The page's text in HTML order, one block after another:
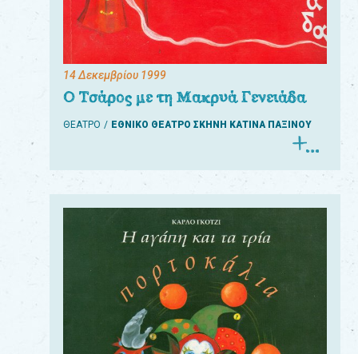
14 Δεκεμβρίου 1999
Ο Τσάρος με τη Μακρυά Γενειάδα
ΘΕΑΤΡΟ ΕΘΝΙΚΟ ΘΕΑΤΡΟ ΣΚΗΝΗ ΚΑΤΙΝΑ ΠΑΞΙΝΟΥ